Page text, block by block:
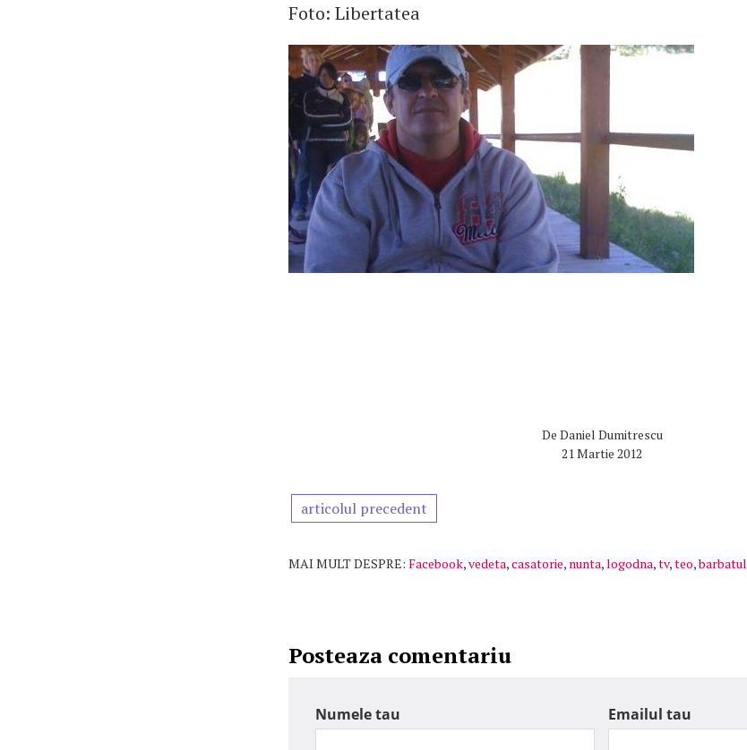
Foto: Libertatea
De Daniel Dumitrescu
21 Martie 2012
articolul precedent
MAI MULT DESPRE: Facebook,vedeta,casatorie, nunta,logodna,tv,teo,barbatul
Posteaza comentariu
Numele tau Emailul tau